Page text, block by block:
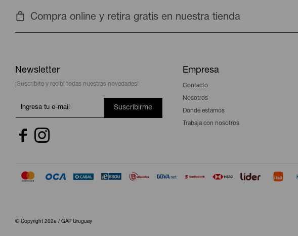
Compra online y retira gratis en nuestra tienda
Newsletter
¡Suscribite y recibí todas nuestras novedades!
Suscribirme
 
Empresa
Contacto
Nosotros
Donde estamos
Trabaja con nosotros
© Copyright 2026 / GAP Uruguay